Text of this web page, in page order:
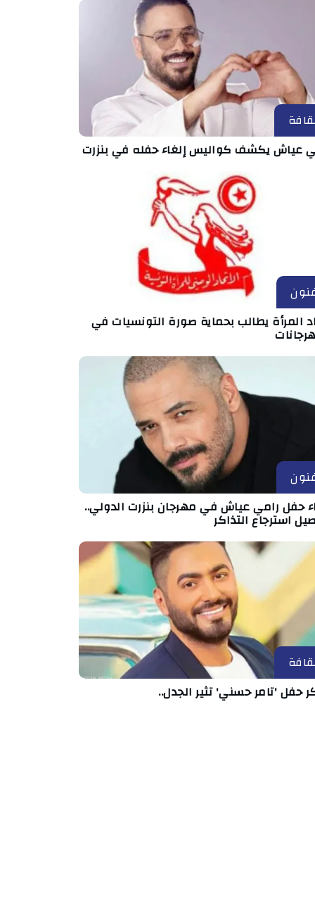
عياش يكشف كواليس إلغاء حفله في بنزرت
المرأة يطالب بحماية صورة التونسيات في
حفل رامي عياش في مهرجان بنزرت الدولي..
استرجاع التذاكر
حفل 'تامر حسني' تثير الجدل..